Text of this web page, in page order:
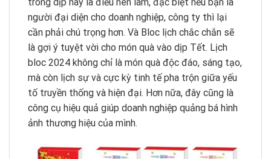
người đại diện cho doanh nghiệp, công ty thì lại
cần phải chú trọng hơn. Và Bloc lịch chắc chắn sẽ
là gợi ý tuyệt vời cho món quà vào dịp Tết. Lịch
bloc 2024 không chỉ là món quà độc đáo, sáng tạo,
mà còn lịch sự và cực kỳ tinh tế pha trộn giữa yếu
tố truyền thống và hiện đại. Hơn nữa, đây cũng là
công cụ hiệu quả giúp doanh nghiệp quảng bá hình
ảnh thương hiệu của mình.